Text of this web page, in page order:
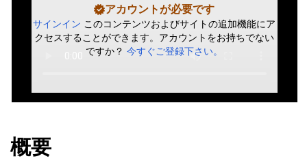
アカウントが必要です
サインイン このコンテンツおよびサイトの追加機能にア
クセスすることができます。アカウントをお持ちでない
ですか？今すぐご登録下さい。
概要